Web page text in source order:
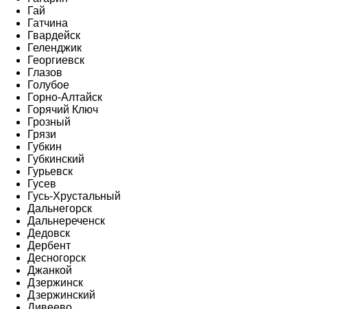
Гай
Гатчина
Гвардейск
Геленджик
Георгиевск
Глазов
Голубое
Горно-Алтайск
Горячий Ключ
Грозный
Грязи
Губкин
Губкинский
Гурьевск
Гусев
Гусь-Хрустальный
Дальнегорск
Дальнереченск
Дедовск
Дербент
Десногорск
Джанкой
Дзержинск
Дзержинский